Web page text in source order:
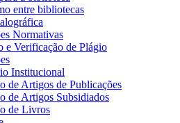
entre bibliotecas
Normativas
e Verificação de Plágio
Institucional
de Artigos de Publicações
de Artigos Subsidiados
de Livros